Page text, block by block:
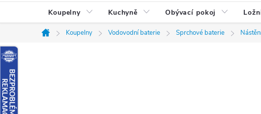
Koupelny Kuchyně Obývací pokoj
Domů
Koupelny Vodovodní baterie Sprchové baterie